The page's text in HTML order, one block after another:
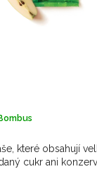
které obsahují
cukr ani